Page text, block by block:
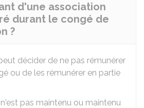
d'une association
durant le congé de
?
décider de ne pas rémunérer
ou de les rémunérer en partie
pas maintenu ou maintenu